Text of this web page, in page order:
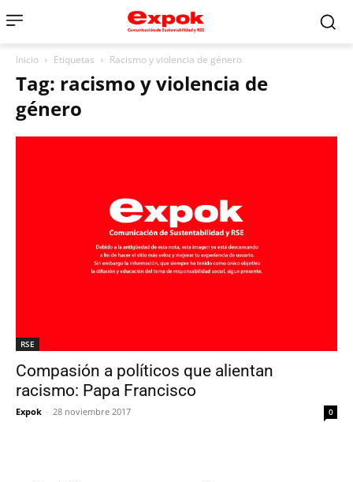
Inicio Etiquetas Racismo y violencia de género
Tag: racismo y violencia de
género
RSE
Compasión a políticos que alientan
racismo: Papa Francisco
Expok - 28 noviembre 2017 0